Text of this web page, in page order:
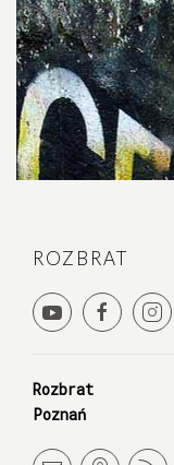
ROZBRAT
Rozbrat
Poznań